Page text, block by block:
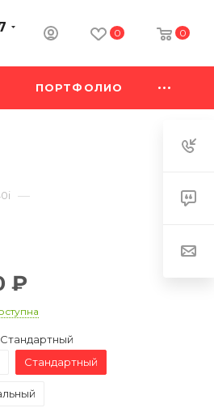
0 0
ПОРТФОЛИО
—
₽
Стандартный
Стандартный